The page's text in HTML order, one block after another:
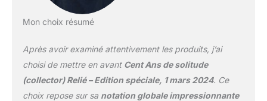
Mon choix résumé
Après avoir examiné attentivement les produits, j’ai
choisi de mettre en avant Cent Ans de solitude
(collector) Relié – Edition spéciale, 1 mars 2024. Ce
choix repose sur sa notation globale impressionnante